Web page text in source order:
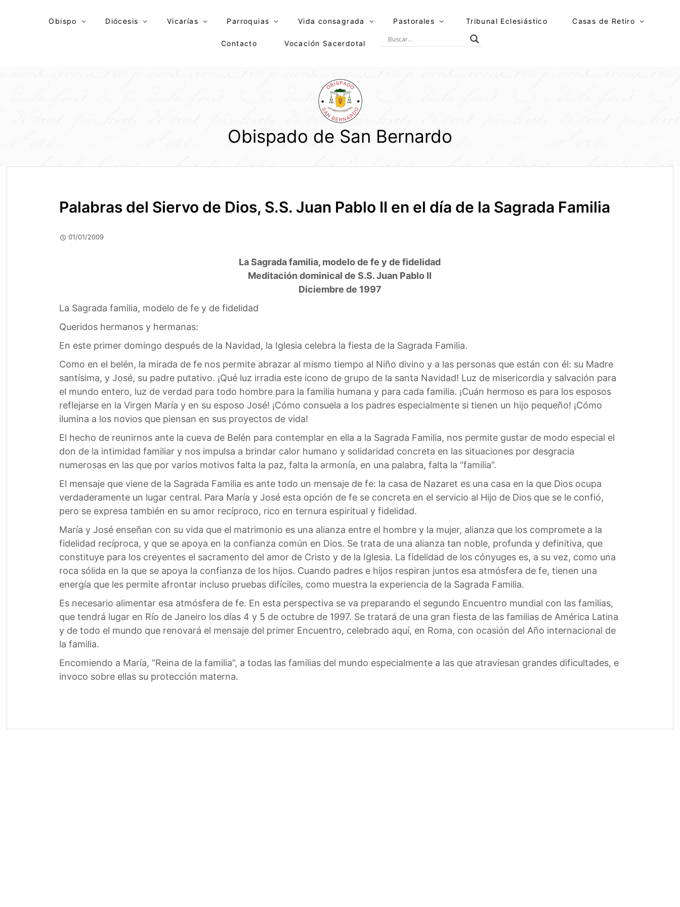
Obispo Diócesis Vicarías Parroquias Vida consagrada Pastorales Tribunal Eclesiástico Casas de Retiro
Contacto Vocación Sacerdotal
Obispado de San Bernardo
Palabras del Siervo de Dios, S.S. Juan Pablo II en el día de la Sagrada Familia
01/01/2009
La Sagrada familia, modelo de fe y de fidelidad
Meditación dominical de S.S. Juan Pablo II
Diciembre de 1997
La Sagrada familia, modelo de fe y de fidelidad
Queridos hermanos y hermanas:
En este primer domingo después de la Navidad, la Iglesia celebra la fiesta de la Sagrada Familia.
Como en el belén, la mirada de fe nos permite abrazar al mismo tiempo al Niño divino y a las personas que están con él: su Madre
santísima, y José, su padre putativo. ¡Qué luz irradia este icono de grupo de la santa Navidad! Luz de misericordia y salvación para
el mundo entero, luz de verdad para todo hombre para la familia humana y para cada familia. ¡Cuán hermoso es para los esposos
reflejarse en la Virgen María y en su esposo José! ¡Cómo consuela a los padres especialmente si tienen un hijo pequeño! ¡Cómo
ilumina a los novios que piensan en sus proyectos de vida!
El hecho de reunirnos ante la cueva de Belén para contemplar en ella a la Sagrada Familia, nos permite gustar de modo especial el
don de la intimidad familiar y nos impulsa a brindar calor humano y solidaridad concreta en las situaciones por desgracia
numerosas en las que por varios motivos falta la paz, falta la armonía, en una palabra, falta la “familia”.
El mensaje que viene de la Sagrada Familia es ante todo un mensaje de fe: la casa de Nazaret es una casa en la que Dios ocupa
verdaderamente un lugar central. Para María y José esta opción de fe se concreta en el servicio al Hijo de Dios que se le confió,
pero se expresa también en su amor recíproco, rico en ternura espiritual y fidelidad.
María y José enseñan con su vida que el matrimonio es una alianza entre el hombre y la mujer, alianza que los compromete a la
fidelidad recíproca, y que se apoya en la confianza común en Dios. Se trata de una alianza tan noble, profunda y definitiva, que
constituye para los creyentes el sacramento del amor de Cristo y de la Iglesia. La fidelidad de los cónyuges es, a su vez, como una
roca sólida en la que se apoya la confianza de los hijos. Cuando padres e hijos respiran juntos esa atmósfera de fe, tienen una
energía que les permite afrontar incluso pruebas difíciles, como muestra la experiencia de la Sagrada Familia.
Es necesario alimentar esa atmósfera de fe. En esta perspectiva se va preparando el segundo Encuentro mundial con las familias,
que tendrá lugar en Río de Janeiro los días 4 y 5 de octubre de 1997. Se tratará de una gran fiesta de las familias de América Latina
y de todo el mundo que renovará el mensaje del primer Encuentro, celebrado aquí, en Roma, con ocasión del Año internacional de
la familia.
Encomiendo a María, “Reina de la familia”, a todas las familias del mundo especialmente a las que atraviesan grandes dificultades, e
invoco sobre ellas su protección materna.